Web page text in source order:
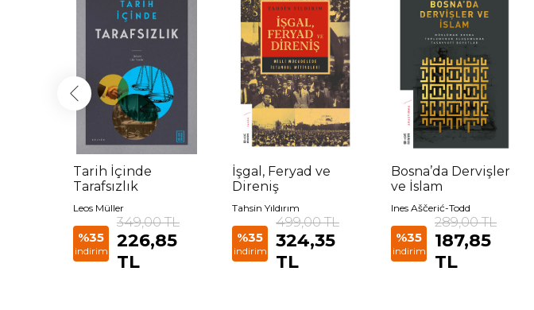
Tarih İçinde
Tarafsızlık
Leos Müller
%35
indirim
349,00 TL
226,85
TL
İşgal, Feryad ve
Direniş
Tahsin Yıldırım
%35
indirim
499,00 TL
324,35
TL
Bosna’da Dervişler
ve İslam
Ines Aščerić-Todd
%35
indirim
289,00 TL
187,85
TL